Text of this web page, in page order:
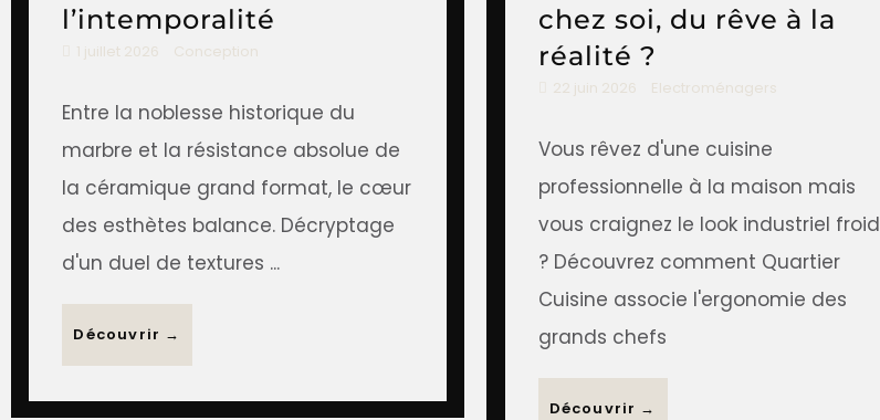
l’intemporalité
1 juillet 2026 Conception
Entre la noblesse historique du
marbre et la résistance absolue de
la céramique grand format, le cœur
des esthètes balance. Décryptage
d'un duel de textures ...
Découvrir →
chez soi, du rêve à la
réalité ?
22 juin 2026 Electroménagers
Vous rêvez d'une cuisine
professionnelle à la maison mais
vous craignez le look industriel froid
? Découvrez comment Quartier
Cuisine associe l'ergonomie des
grands chefs
Découvrir →